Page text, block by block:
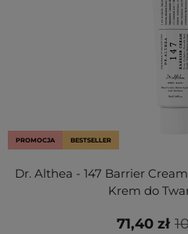
PROMOCJA BESTSELLER
Dr. Althea - 147 Barrier
Krem do
71,40 zł